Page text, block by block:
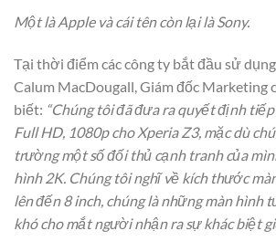
Một là Apple và cái tên còn lại là Sony.
Tại thời điểm các công ty bắt đầu sử
Calum MacDougall, Giám đốc Marketing
biết: “Chúng tôi đã đưa ra quyết định
Full HD, 1080p cho Xperia Z3, mặc dù
trường một số đối thủ cạnh tranh của
hình 2K. Chúng tôi nghĩ về kích thước
lên đến 8 inch, chúng là những màn hình
khó cho mắt người nhận ra sự khác biệt